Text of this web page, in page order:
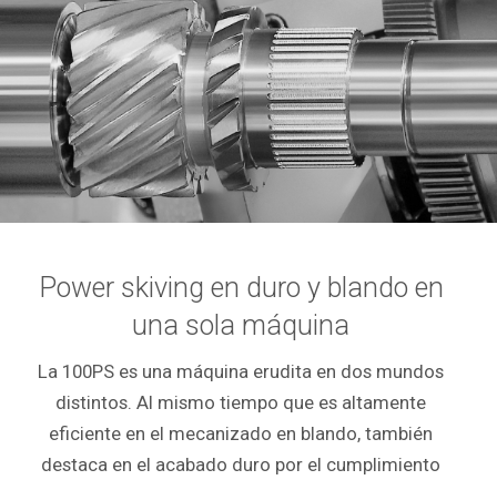
Power skiving en duro y blando en
una sola máquina
La 100PS es una máquina erudita en dos mundos
distintos. Al mismo tiempo que es altamente
eficiente en el mecanizado en blando, también
destaca en el acabado duro por el cumplimiento